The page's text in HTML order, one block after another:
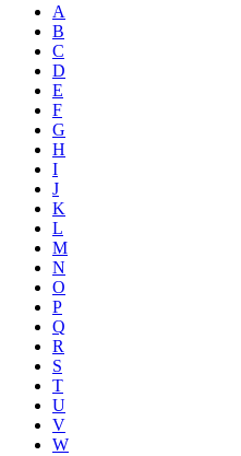
A
B
C
D
E
F
G
H
I
J
K
L
M
N
O
P
Q
R
S
T
U
V
W